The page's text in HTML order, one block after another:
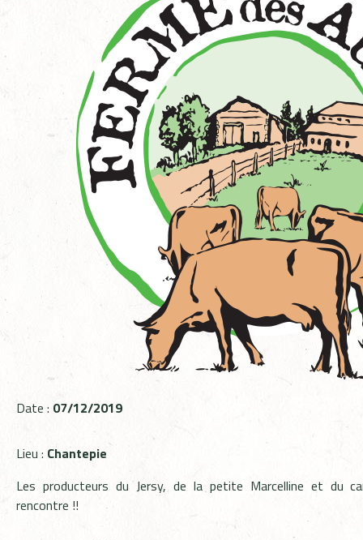
Date : 07/12/2019
Lieu : Chantepie
Les producteurs du Jersy, de la petite Marcelline et du
rencontre !!